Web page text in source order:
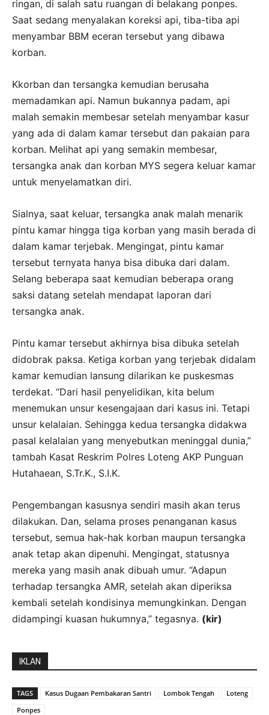
ringan, di salah satu ruangan di belakang ponpes.
Saat sedang menyalakan koreksi api, tiba-tiba api
menyambar BBM eceran tersebut yang dibawa
korban.
Kkorban dan tersangka kemudian berusaha
memadamkan api. Namun bukannya padam, api
malah semakin membesar setelah menyambar kasur
yang ada di dalam kamar tersebut dan pakaian para
korban. Melihat api yang semakin membesar,
tersangka anak dan korban MYS segera keluar kamar
untuk menyelamatkan diri.
Sialnya, saat keluar, tersangka anak malah menarik
pintu kamar hingga tiga korban yang masih berada di
dalam kamar terjebak. Mengingat, pintu kamar
tersebut ternyata hanya bisa dibuka dari dalam.
Selang beberapa saat kemudian beberapa orang
saksi datang setelah mendapat laporan dari
tersangka anak.
Pintu kamar tersebut akhirnya bisa dibuka setelah
didobrak paksa. Ketiga korban yang terjebak didalam
kamar kemudian lansung dilarikan ke puskesmas
terdekat. “Dari hasil penyelidikan, kita belum
menemukan unsur kesengajaan dari kasus ini. Tetapi
unsur kelalaian. Sehingga kedua tersangka didakwa
pasal kelalaian yang menyebutkan meninggal dunia,”
tambah Kasat Reskrim Polres Loteng AKP Punguan
Hutahaean, S.Tr.K., S.I.K.
Pengembangan kasusnya sendiri masih akan terus
dilakukan. Dan, selama proses penanganan kasus
tersebut, semua hak-hak korban maupun tersangka
anak tetap akan dipenuhi. Mengingat, statusnya
mereka yang masih anak dibuah umur. “Adapun
terhadap tersangka AMR, setelah akan diperiksa
kembali setelah kondisinya memungkinkan. Dengan
didampingi kuasan hukumnya,” tegasnya. (kir)
IKLAN
TAGS Kasus Dugaan Pembakaran Santri Lombok Tengah
Loteng
Ponpes